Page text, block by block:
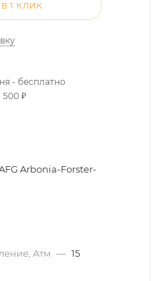
1 КЛИК
- бесплатно
500 ₽
Arbonia-Forster-
Атм — 15